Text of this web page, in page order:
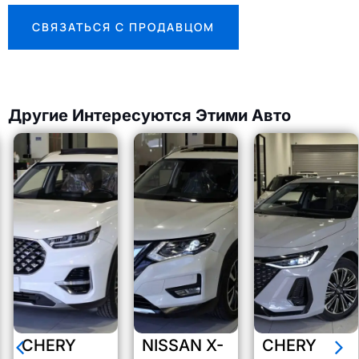
СВЯЗАТЬСЯ С ПРОДАВЦОМ
Другие Интересуются Этими Авто
CHERY
NISSAN X-
CHERY